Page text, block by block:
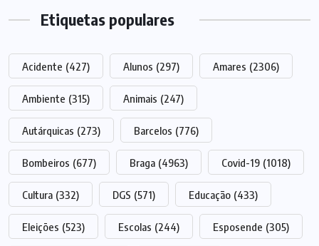
Etiquetas populares
Acidente (427) Alunos (297) Amares (2306)
Ambiente (315) Animais (247)
Autárquicas (273) Barcelos (776)
Bombeiros (677) Braga (4963) Covid-19 (1018)
Cultura (332) DGS (571) Educação (433)
Eleições (523) Escolas (244) Esposende (305)